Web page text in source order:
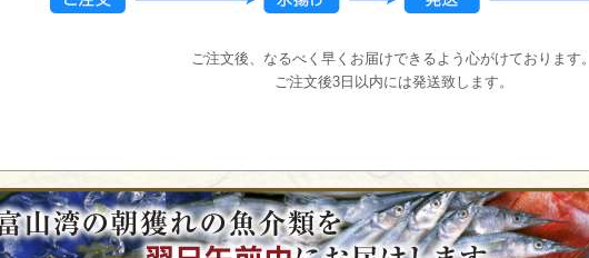
ご注文後、なるべく早くお届けできるよう心がけております。
ご注文後3日以内には発送致します。